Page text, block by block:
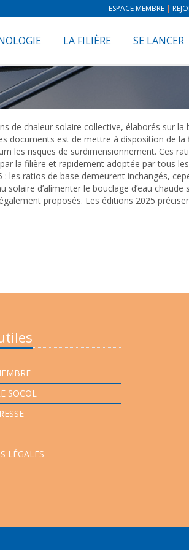
ESPACE MEMBRE |
LA FILIÈRE SE LANCER
de chaleur solaire collective, élaborés sur la
documents est de mettre à disposition de
les risques de surdimensionnement. Ces
la filière et rapidement adoptée par tous
les ratios de base demeurent inchangés,
d’alimenter le bouclage d’eau chaude
proposés. Les éditions 2025
SOCOL
LÉGALES